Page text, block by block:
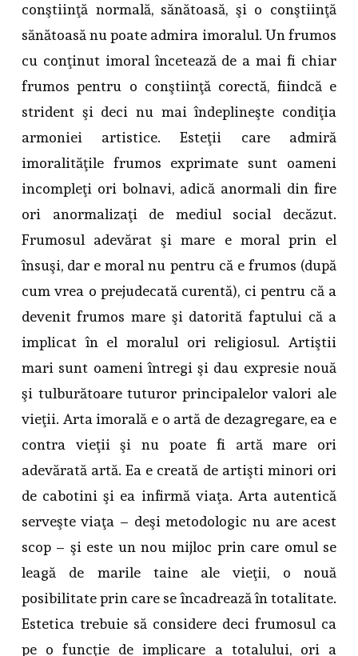
conştiinţă normală, sănătoasă, şi o conştiinţă
sănătoasă nu poate admira imoralul. Un frumos
cu conţinut imoral încetează de a mai fi chiar
frumos pentru o conştiinţă corectă, fiindcă e
strident şi deci nu mai îndeplineşte condiţia
armoniei artistice. Esteţii care admiră
imoralităţile frumos exprimate sunt oameni
incompleţi ori bolnavi, adică anormali din fire
ori anormalizaţi de mediul social decăzut.
Frumosul adevărat şi mare e moral prin el
însuşi, dar e moral nu pentru că e frumos (după
cum vrea o prejudecată curentă), ci pentru că a
devenit frumos mare şi datorită faptului că a
implicat în el moralul ori religiosul. Artiştii
mari sunt oameni întregi şi dau expresie nouă
şi tulburătoare tuturor principalelor valori ale
vieţii. Arta imorală e o artă de dezagregare, ea e
contra vieţii şi nu poate fi artă mare ori
adevărată artă. Ea e creată de artişti minori ori
de cabotini şi ea infirmă viaţa. Arta autentică
serveşte viaţa – deşi metodologic nu are acest
scop – şi este un nou mijloc prin care omul se
leagă de marile taine ale vieţii, o nouă
posibilitate prin care se încadrează în totalitate.
Estetica trebuie să considere deci frumosul ca
pe o funcţie de implicare a totalului, ori a